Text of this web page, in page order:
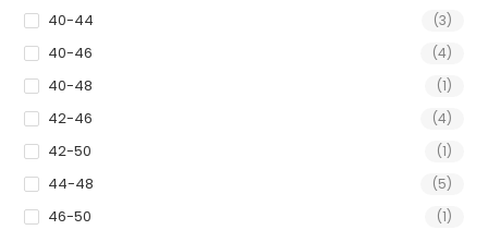
40-44 (3)
40-46 (4)
40-48 (1)
42-46 (4)
42-50 (1)
44-48 (5)
46-50 (1)